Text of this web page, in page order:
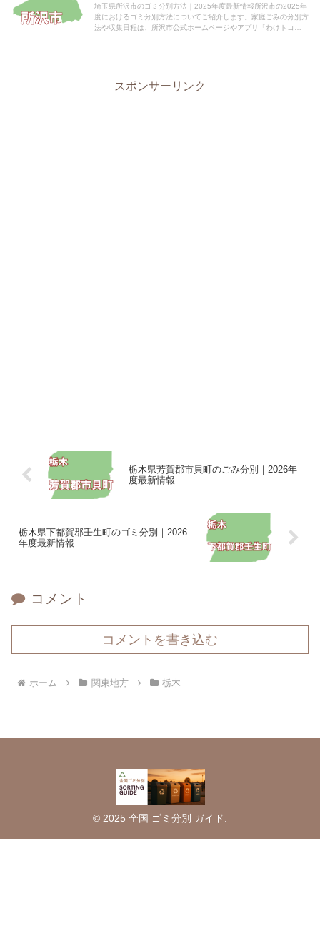
埼玉県所沢市のゴミ分別方法｜2025年度最新情報所沢市の2025年
度におけるゴミ分別方法についてご紹介します。家庭ごみの分別方
法や収集日程は、所沢市公式ホームページやアプリ「わけトコ
スポンサーリンク
栃木県芳賀郡市貝町のごみ分別｜2026年
度最新情報
栃木県下都賀郡壬生町のゴミ分別｜2026
年度最新情報
コメント
コメントを書き込む
ホーム 関東地方 栃木
© 2025 全国 ゴミ分別 ガイド.